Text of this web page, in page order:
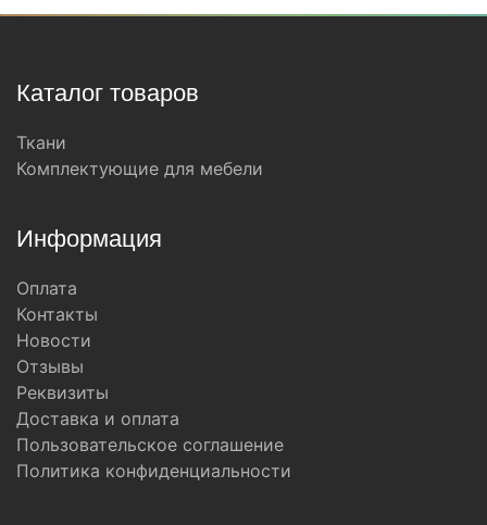
Каталог товаров
Ткани
Комплектующие для мебели
Информация
Оплата
Контакты
Новости
Отзывы
Реквизиты
Доставка и оплата
Пользовательское соглашение
Политика конфиденциальности